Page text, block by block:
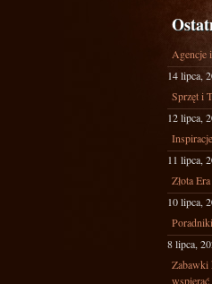
Agencje
14 lipca,
Sprzęt i
12 lipca,
11 lipca,
Złota
10 lipca,
8 lipca,
Zabawki